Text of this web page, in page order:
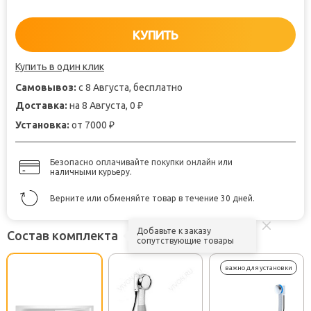
КУПИТЬ
Купить в один клик
Самовывоз: с 8 Августа, бесплатно
Доставка: на 8 Августа, 0 ₽
Установка: от 7000 ₽
Безопасно оплачивайте покупки онлайн или
наличными курьеру.
Верните или обменяйте товар в течение 30 дней.
Состав комплекта
Добавьте к заказу
сопутствующие товары